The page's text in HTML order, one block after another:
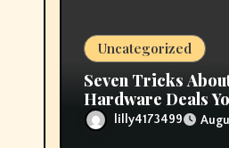
Uncategorized
Seven Tricks
Hardware Deals
would like You
Before
lilly4173499